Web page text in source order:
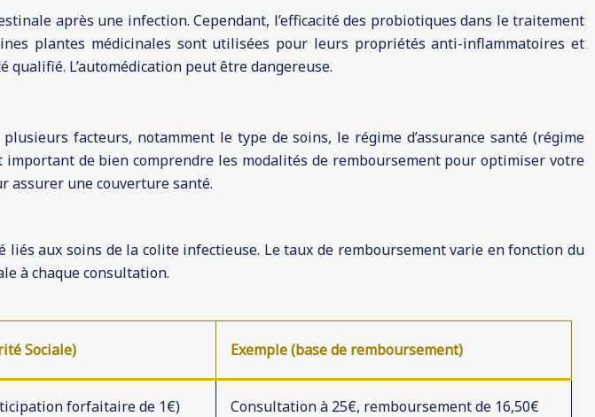
après une infection. Cependant, l’efficacité des probiotiques dans le traitement
plantes médicinales sont utilisées pour leurs propriétés anti-inflammatoires et
L’automédication peut être dangereuse.
facteurs, notamment le type de soins, le régime d’assurance santé (régime
de bien comprendre les modalités de remboursement pour optimiser votre
assurer une couverture santé.
aux soins de la colite infectieuse. Le taux de remboursement varie en fonction du
à chaque consultation.
Sociale) Exemple (base de remboursement)
forfaitaire de 1€) Consultation à 25€, remboursement de 16,50€